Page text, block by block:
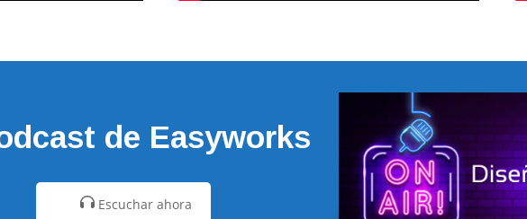
de Easyworks
Escuchar ahora